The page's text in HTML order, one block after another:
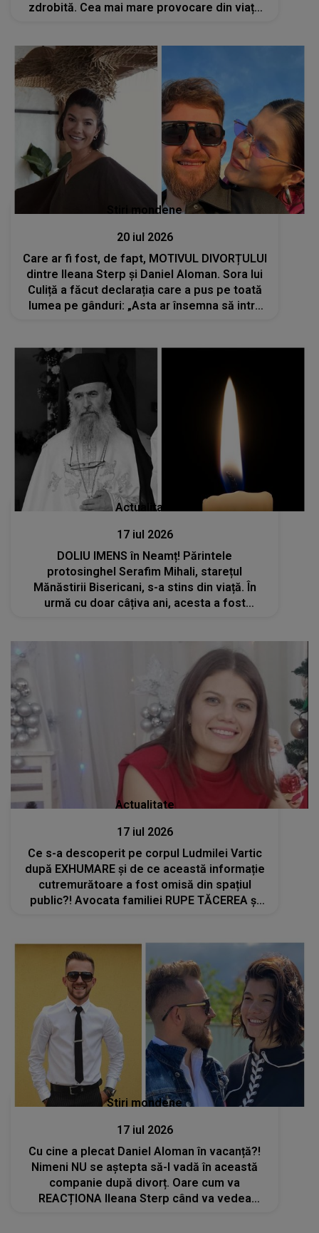
zdrobită. Cea mai mare provocare din viața
Stiri mondene
20 iul 2026
Care ar fi fost, de fapt, MOTIVUL DIVORȚULUI
dintre Ileana Sterp și Daniel Aloman. Sora lui
Culiță a făcut declarația care a pus pe toată
lumea pe gânduri: „Asta ar însemna să intru
Actualitate
17 iul 2026
DOLIU IMENS în Neamț! Părintele
protosinghel Serafim Mihali, starețul
Mănăstirii Bisericani, s-a stins din viață. În
urmă cu doar câțiva ani, acesta a fost
Actualitate
17 iul 2026
Ce s-a descoperit pe corpul Ludmilei Vartic
după EXHUMARE și de ce această informație
cutremurătoare a fost omisă din spațiul
public?! Avocata familiei RUPE TĂCEREA și
Stiri mondene
17 iul 2026
Cu cine a plecat Daniel Aloman în vacanță?!
Nimeni NU se aștepta să-l vadă în această
companie după divorț. Oare cum va
REACȚIONA Ileana Sterp când va vedea